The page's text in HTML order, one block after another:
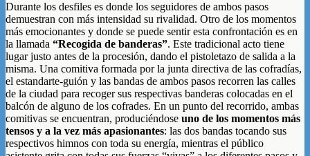
Durante los desfiles es donde los seguidores de ambos pasos
demuestran con más intensidad su rivalidad. Otro de los momentos
más emocionantes y donde se puede sentir esta confrontación es en
la llamada “Recogida de banderas”. Este tradicional acto tiene
lugar justo antes de la procesión, dando el pistoletazo de salida a la
misma. Una comitiva formada por la junta directiva de las cofradías,
el estandarte-guión y las bandas de ambos pasos recorren las calles
de la ciudad para recoger sus respectivas banderas colocadas en el
balcón de alguno de los cofrades. En un punto del recorrido, ambas
comitivas se encuentran, produciéndose uno de los momentos más
tensos y a la vez más apasionantes: las dos bandas tocando sus
respectivos himnos con toda su energía, mientras el público